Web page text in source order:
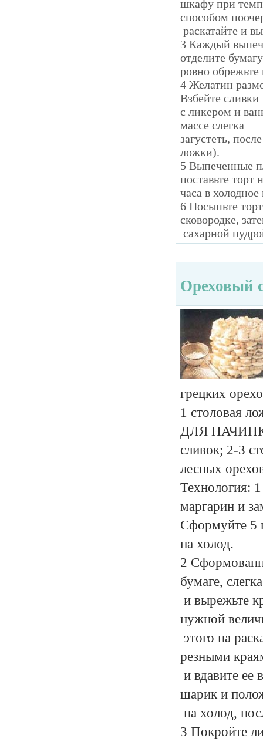
шкафу при
способом
раскатайте и
3 Каждый
отделите
ровно обрежьте
4 Желатин
Взбейте сливки
с ликером и
массе слегка
загустеть,
ложки).
5 Выпеченные
поставьте торт
часа в холодное
6 Посыпьте
сковородке,
сахарной
Ореховый
грецких
1 столовая
ДЛЯ
сливок; 2-3
лесных
Технология:
маргарин и
Сформуйте 5
на холод.
2
бумаге,
и вырежьте
нужной
этого на
резными
и вдавите ее
шарик и
на холод,
3 Покройте